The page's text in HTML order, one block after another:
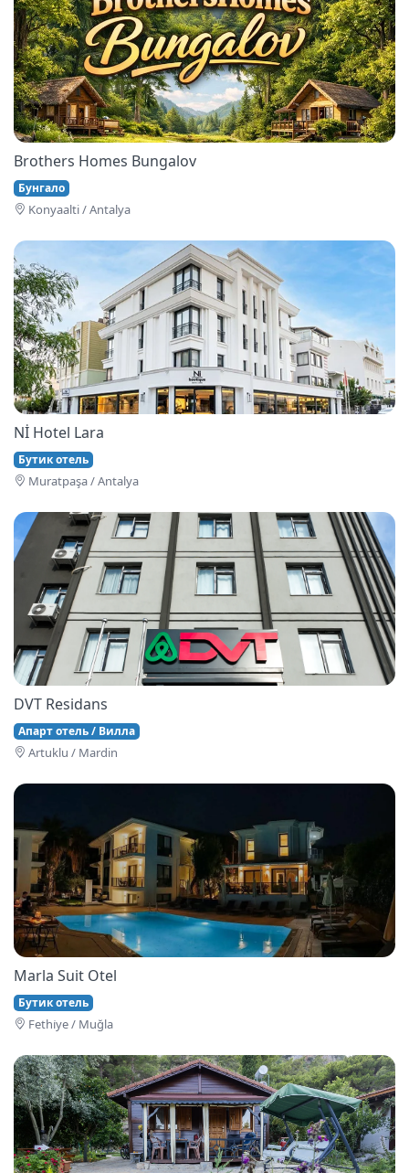
Brothers Homes Bungalov
Бунгало
Konyaalti / Antalya
Nİ Hotel Lara
Бутик отель
Muratpaşa / Antalya
DVT Residans
Апарт отель / Вилла
Artuklu / Mardin
Marla Suit Otel
Бутик отель
Fethi̇ye / Muğla